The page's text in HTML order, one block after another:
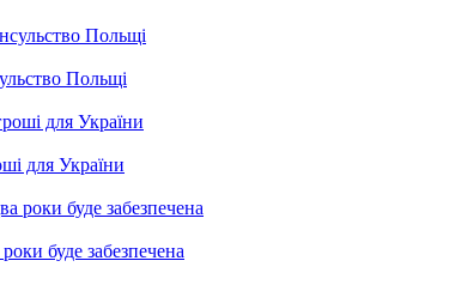
Польщі
для України
буде забезпечена